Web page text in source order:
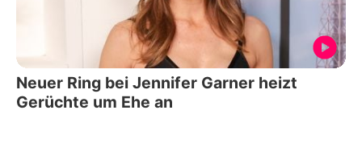
Neuer Ring bei Jennifer Garner heizt
Gerüchte um Ehe an